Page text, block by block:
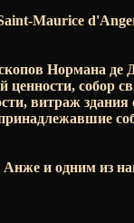
Maurice
Нормана
ценности, собор
витраж
Анже и одним из